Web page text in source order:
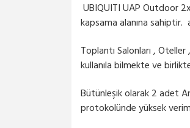
UBIQUITI UAP Outdoor
kapsama alanına sahiptir.
Toplantı Salonları ,
kullanıla bilmekte ve
Bütünleşik olarak 2 adet
protokolünde yüksek